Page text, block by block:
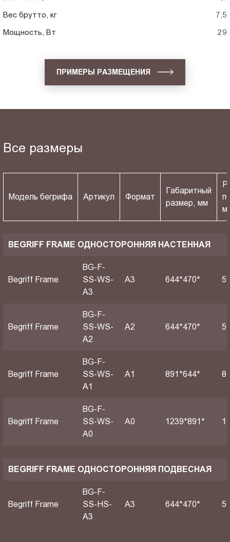
Вес брутто, кг 7,5
Мощность, Вт 29
ПРИМЕРЫ РАЗМЕЩЕНИЯ
Все размеры
Модель бегрифа Артикул Формат
Габаритный
размер, мм
BEGRIFF FRAME ОДНОСТОРОННЯЯ НАСТЕННАЯ
Begriff Frame
BG-F-
SS-WS-
A3
A3 644*470*
Begriff Frame
BG-F-
SS-WS-
A2
A2 644*470*
Begriff Frame
BG-F-
SS-WS-
A1
А1 891*644*
Begriff Frame
BG-F-
SS-WS-
A0
А0 1239*891*
BEGRIFF FRAME ОДНОСТОРОННЯЯ ПОДВЕСНАЯ
Begriff Frame
BG-F-
SS-HS-
A3
A3 644*470*